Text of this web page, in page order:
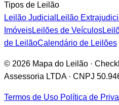
Tipos de Leilão
Leilão Judicial Leilão
ImóveisLeilões de Veículos
de LeilãoCalendário de Leilões
© 2026 Mapa do Leilão ·
Assessoria LTDA · CNPJ
Termos de Uso Política de